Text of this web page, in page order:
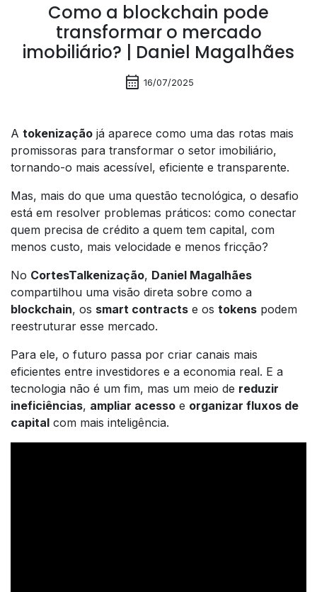
Como a blockchain pode
transformar o mercado
imobiliário? | Daniel Magalhães
calendar_month 16/07/2025
A tokenização já aparece como uma das rotas mais
promissoras para transformar o setor imobiliário,
tornando-o mais acessível, eficiente e transparente.
Mas, mais do que uma questão tecnológica, o desafio
está em resolver problemas práticos: como conectar
quem precisa de crédito a quem tem capital, com
menos custo, mais velocidade e menos fricção?
No CortesTalkenização, Daniel Magalhães
compartilhou uma visão direta sobre como a
blockchain, os smart contracts e os tokens podem
reestruturar esse mercado.
Para ele, o futuro passa por criar canais mais
eficientes entre investidores e a economia real. E a
tecnologia não é um fim, mas um meio de reduzir
ineficiências, ampliar acesso e organizar fluxos de
capital com mais inteligência.